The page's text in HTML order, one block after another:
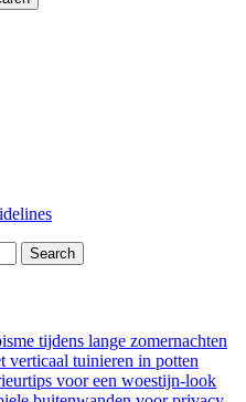
tijdens lange zomernachten
verticaal tuinieren in potten
voor een woestijn-look